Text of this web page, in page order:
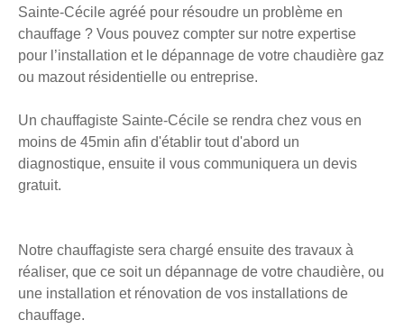
Sainte-Cécile agréé pour résoudre un problème en
chauffage ? Vous pouvez compter sur notre expertise
pour l’installation et le dépannage de votre chaudière gaz
ou mazout résidentielle ou entreprise.
Un chauffagiste Sainte-Cécile se rendra chez vous en
moins de 45min afin d'établir tout d'abord un
diagnostique, ensuite il vous communiquera un devis
gratuit.
Notre chauffagiste sera chargé ensuite des travaux à
réaliser, que ce soit un dépannage de votre chaudière, ou
une installation et rénovation de vos installations de
chauffage.